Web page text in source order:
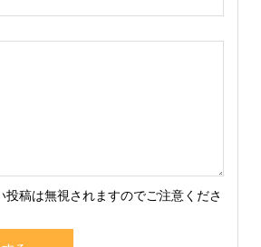
投稿は無視されますのでご注意くださ